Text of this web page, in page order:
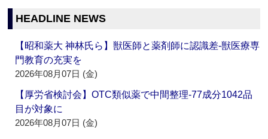
HEADLINE NEWS
【昭和薬大 神林氏ら】獣医師と薬剤師に認識差‐獣医療専
門教育の充実を
2026年08月07日 (金)
【厚労省検討会】OTC類似薬で中間整理‐77成分1042品
目が対象に
2026年08月07日 (金)